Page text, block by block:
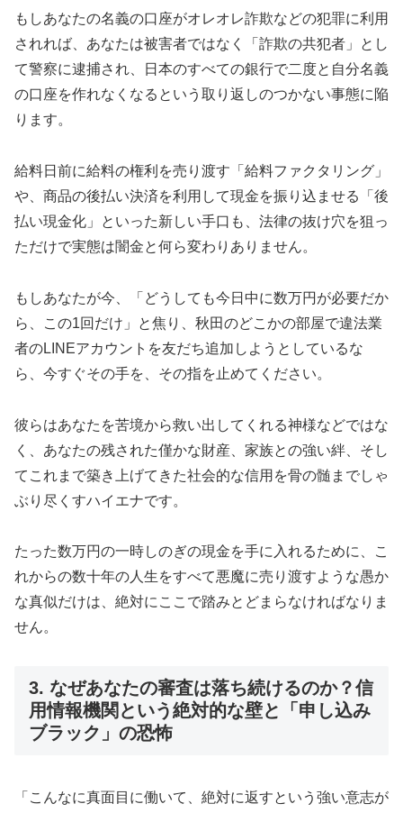
もしあなたの名義の口座がオレオレ詐欺などの犯罪に利用
されれば、あなたは被害者ではなく「詐欺の共犯者」とし
て警察に逮捕され、日本のすべての銀行で二度と自分名義
の口座を作れなくなるという取り返しのつかない事態に陥
ります。
給料日前に給料の権利を売り渡す「給料ファクタリング」
や、商品の後払い決済を利用して現金を振り込ませる「後
払い現金化」といった新しい手口も、法律の抜け穴を狙っ
ただけで実態は闇金と何ら変わりありません。
もしあなたが今、「どうしても今日中に数万円が必要だか
ら、この1回だけ」と焦り、秋田のどこかの部屋で違法業
者のLINEアカウントを友だち追加しようとしているな
ら、今すぐその手を、その指を止めてください。
彼らはあなたを苦境から救い出してくれる神様などではな
く、あなたの残された僅かな財産、家族との強い絆、そし
てこれまで築き上げてきた社会的な信用を骨の髄までしゃ
ぶり尽くすハイエナです。
たった数万円の一時しのぎの現金を手に入れるために、こ
れからの数十年の人生をすべて悪魔に売り渡すような愚か
な真似だけは、絶対にここで踏みとどまらなければなりま
せん。
3. なぜあなたの審査は落ち続けるのか？信
用情報機関という絶対的な壁と「申し込み
ブラック」の恐怖
「こんなに真面目に働いて、絶対に返すという強い意志が